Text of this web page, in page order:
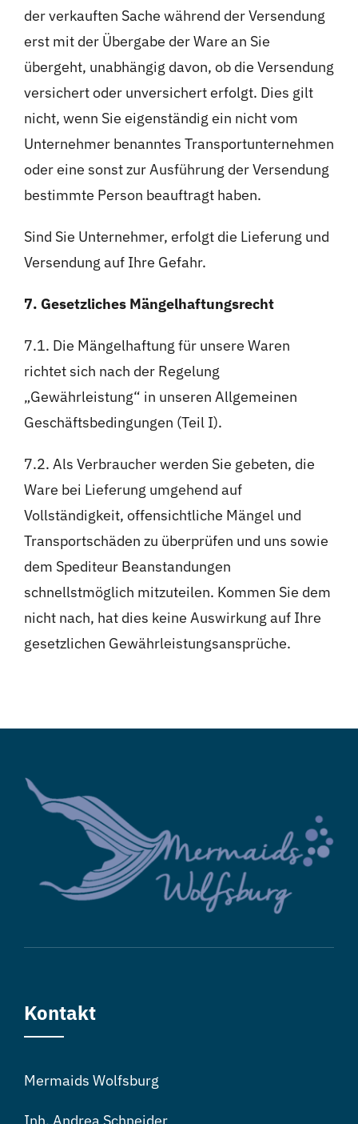
der verkauften Sache während der Versendung
erst mit der Übergabe der Ware an Sie
übergeht, unabhängig davon, ob die Versendung
versichert oder unversichert erfolgt. Dies gilt
nicht, wenn Sie eigenständig ein nicht vom
Unternehmer benanntes Transportunternehmen
oder eine sonst zur Ausführung der Versendung
bestimmte Person beauftragt haben.
Sind Sie Unternehmer, erfolgt die Lieferung und
Versendung auf Ihre Gefahr.
7. Gesetzliches Mängelhaftungsrecht
7.1. Die Mängelhaftung für unsere Waren
richtet sich nach der Regelung
„Gewährleistung“ in unseren Allgemeinen
Geschäftsbedingungen (Teil I).
7.2. Als Verbraucher werden Sie gebeten, die
Ware bei Lieferung umgehend auf
Vollständigkeit, offensichtliche Mängel und
Transportschäden zu überprüfen und uns sowie
dem Spediteur Beanstandungen
schnellstmöglich mitzuteilen. Kommen Sie dem
nicht nach, hat dies keine Auswirkung auf Ihre
gesetzlichen Gewährleistungsansprüche.
Kontakt
Mermaids Wolfsburg